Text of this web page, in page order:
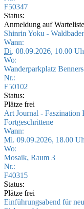
F50347
Status:
Anmeldung auf Warteliste
Shinrin Yoku -
Wann:
Di. 08.09.2026, 10.00
Wo:
Wanderparkplatz
Nr.:
F50102
Status:
Plätze frei
Art Journal - Faszination
Fortgeschrittene
Wann:
Mi. 09.09.2026, 18.00
Wo:
Mosaik, Raum 3
Nr.:
F40315
Status:
Plätze frei
Einführungsabend für